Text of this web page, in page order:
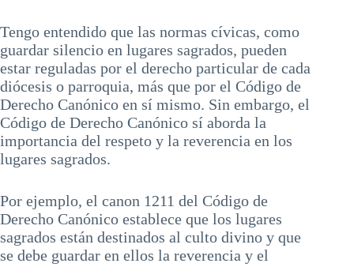
Tengo entendido que las normas cívicas, como
guardar silencio en lugares sagrados, pueden
estar reguladas por el derecho particular de cada
diócesis o parroquia, más que por el Código de
Derecho Canónico en sí mismo. Sin embargo, el
Código de Derecho Canónico sí aborda la
importancia del respeto y la reverencia en los
lugares sagrados.
Por ejemplo, el canon 1211 del Código de
Derecho Canónico establece que los lugares
sagrados están destinados al culto divino y que
se debe guardar en ellos la reverencia y el